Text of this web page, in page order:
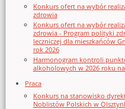
Konkurs ofert na wybór
zdrowia
Konkurs ofert na wybór
zdrowia - Program polityki
leczniczej dla mieszkańców
rok 2026
Harmonogram kontroli
alkoholowych w 2026 roku
Praca
Konkurs na stanowisko
Noblistów Polskich w